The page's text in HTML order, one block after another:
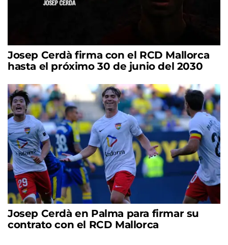
Josep Cerdà firma con el RCD Mallorca
hasta el próximo 30 de junio del 2030
Josep Cerdà en Palma para firmar su
contrato con el RCD Mallorca